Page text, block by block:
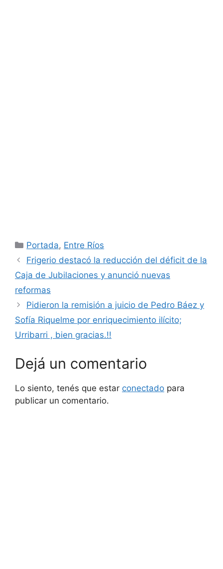
Categorías
Portada, Entre Ríos
Frigerio destacó la reducción del déficit de la
Caja de Jubilaciones y anunció nuevas
reformas
Pidieron la remisión a juicio de Pedro Báez y
Sofía Riquelme por enriquecimiento ilícito;
Urribarri , bien gracias.!!
Dejá un comentario
Lo siento, tenés que estar conectado para
publicar un comentario.